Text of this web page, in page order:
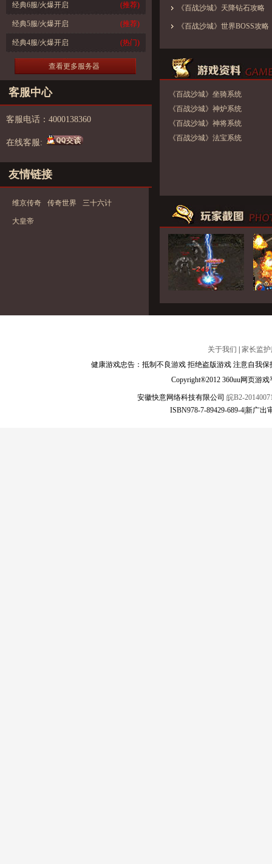
经典6服/火爆开启 (推荐)
经典5服/火爆开启 (推荐)
经典4服/火爆开启 (热门)
查看更多服务器
客服中心
客服电话：4000138360
在线客服:
友情链接
维京传奇 传奇世界 三十六计
大皇帝
《百战沙城》天降钻石攻略
《百战沙城》世界BOSS攻略
《百战沙城》坐骑系统
《百战沙城》神炉系统
《百战沙城》神将系统
《百战沙城》法宝系统
关于我们
家长监
健康游戏忠告：抵制不良游戏 拒绝盗版游戏 注意自我
Copyright®2012 360uu网页游
安徽快意网络科技有限公司 皖B2-
ISBN978-7-89429-689-4|新广出